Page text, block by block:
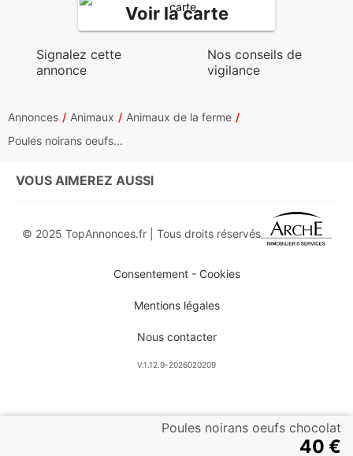
Voir la carte
Signalez cette
annonce
Nos conseils de
vigilance
Poules noirans oeufs chocolat
40 €
Annonces Animaux
Animaux de la ferme
Poules noirans oeufs...
VOUS AIMEREZ AUSSI
© 2025 TopAnnonces.fr | Tous droits réservés
Consentement - Cookies
Mentions légales
Nous contacter
V.1.12.9-2026020209